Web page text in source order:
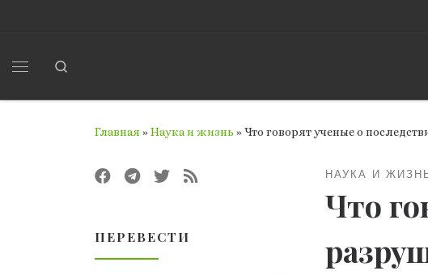
Главная »Наука и жизнь »Что говорят ученые о
НАУКА И
Что
ПЕРЕВЕСТИ